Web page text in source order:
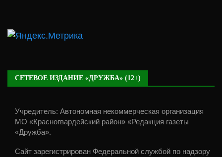
СЕТЕВОЕ ИЗДАНИЕ «ДРУЖБА» (12+)
Учредитель: Автономная некоммерческая организация
МО «Красногвардейский район» «Редакция газеты
«Дружба».
Сайт зарегистрирован Федеральной службой по надзору